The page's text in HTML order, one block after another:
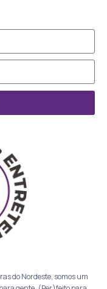
do Nordeste, somos um